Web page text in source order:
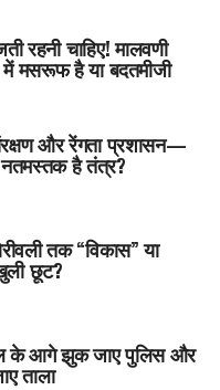
रहनी चाहिए! मालवणी
में मसरूफ है या बदतमीजी
और रेंगता प्रशासन—
है तंत्र?
तक “विकास” या
छूट?
के आगे झुक जाए पुलिस और
ताला